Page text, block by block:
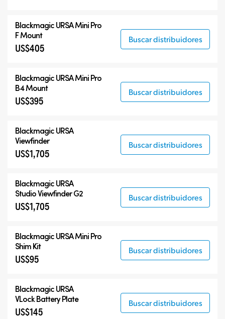
Blackmagic URSA Mini Pro
F Mount
US$405
Buscar distribuidores
Blackmagic URSA Mini Pro
B4 Mount
US$395
Buscar distribuidores
Blackmagic URSA
Viewfinder
US$1,705
Buscar distribuidores
Blackmagic URSA
Studio Viewfinder G2
US$1,705
Buscar distribuidores
Blackmagic URSA Mini Pro
Shim Kit
US$95
Buscar distribuidores
Blackmagic URSA
VLock Battery Plate
US$145
Buscar distribuidores